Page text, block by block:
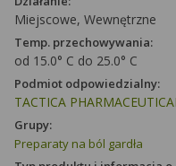
Miejscowe, Wewnętrzne
Temp. przechowywania:
od 15.0° C do 25.0° C
Podmiot odpowiedzialny:
TACTICA
Grupy:
Preparaty na ból gardła